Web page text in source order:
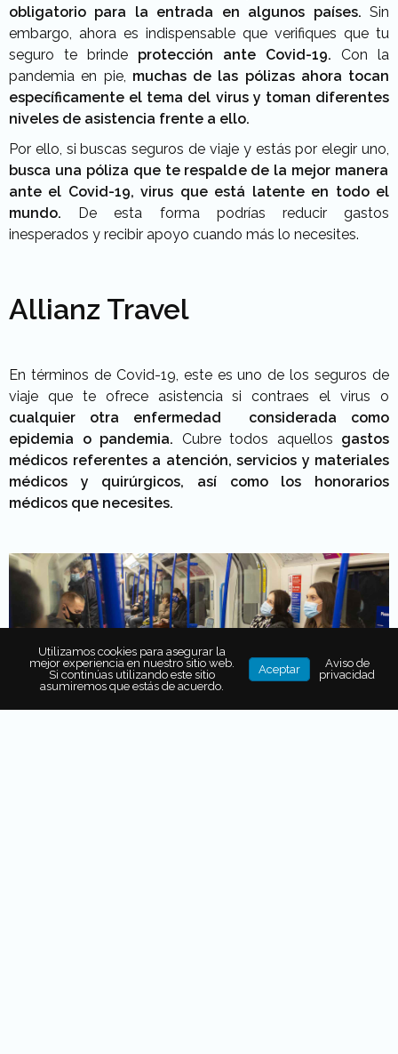
obligatorio para la entrada en algunos países. Sin
embargo, ahora es indispensable que verifiques que tu
seguro te brinde protección ante Covid-19. Con la
pandemia en pie, muchas de las pólizas ahora tocan
específicamente el tema del virus y toman diferentes
niveles de asistencia frente a ello.
Por ello, si buscas seguros de viaje y estás por elegir uno,
busca una póliza que te respalde de la mejor manera
ante el Covid-19, virus que está latente en todo el
mundo. De esta forma podrías reducir gastos
inesperados y recibir apoyo cuando más lo necesites.
Allianz Travel
En términos de Covid-19, este es uno de los seguros de
viaje que te ofrece asistencia si contraes el virus o
cualquier otra enfermedad considerada como
epidemia o pandemia. Cubre todos aquellos gastos
médicos referentes a atención, servicios y materiales
médicos y quirúrgicos, así como los honorarios
médicos que necesites.
Utilizamos cookies para asegurar la
mejor experiencia en nuestro sitio web.
Si continúas utilizando este sitio
asumiremos que estás de acuerdo.
Aceptar
Aviso de
privacidad